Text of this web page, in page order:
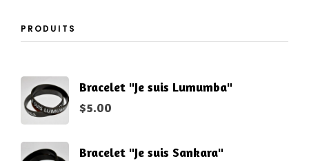
PRODUITS
Bracelet "Je suis Lumumba"
$5.00
Bracelet "Je suis Sankara"